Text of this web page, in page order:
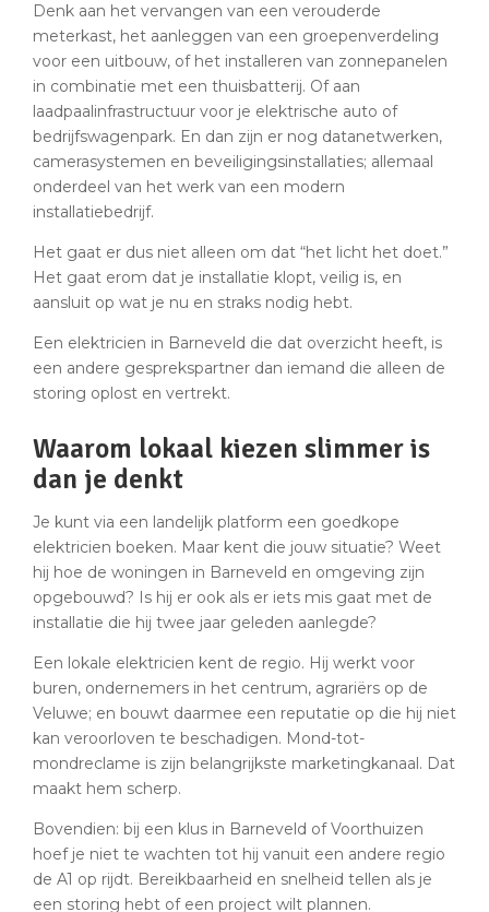
Denk aan het vervangen van een verouderde
meterkast, het aanleggen van een groepenverdeling
voor een uitbouw, of het installeren van zonnepanelen
in combinatie met een thuisbatterij. Of aan
laadpaalinfrastructuur voor je elektrische auto of
bedrijfswagenpark. En dan zijn er nog datanetwerken,
camerasystemen en beveiligingsinstallaties; allemaal
onderdeel van het werk van een modern
installatiebedrijf.
Het gaat er dus niet alleen om dat “het licht het doet.”
Het gaat erom dat je installatie klopt, veilig is, en
aansluit op wat je nu en straks nodig hebt.
Een elektricien in Barneveld die dat overzicht heeft, is
een andere gesprekspartner dan iemand die alleen de
storing oplost en vertrekt.
Waarom lokaal kiezen slimmer is
dan je denkt
Je kunt via een landelijk platform een goedkope
elektricien boeken. Maar kent die jouw situatie? Weet
hij hoe de woningen in Barneveld en omgeving zijn
opgebouwd? Is hij er ook als er iets mis gaat met de
installatie die hij twee jaar geleden aanlegde?
Een lokale elektricien kent de regio. Hij werkt voor
buren, ondernemers in het centrum, agrariërs op de
Veluwe; en bouwt daarmee een reputatie op die hij niet
kan veroorloven te beschadigen. Mond-tot-
mondreclame is zijn belangrijkste marketingkanaal. Dat
maakt hem scherp.
Bovendien: bij een klus in Barneveld of Voorthuizen
hoef je niet te wachten tot hij vanuit een andere regio
de A1 op rijdt. Bereikbaarheid en snelheid tellen als je
een storing hebt of een project wilt plannen.